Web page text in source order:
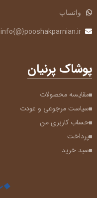
واتساپ
info{@}pooshakparnian.ir
پوشاک پرنیان
مقایسه محصولات
سیاست مرجوعی و عودت
حساب کاربری من
پرداخت
سبد خرید